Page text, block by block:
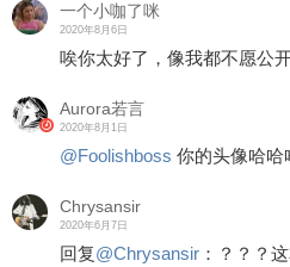
一个小咖了咪
2020年8月6日
唉你太好了，像我都不愿公
Aurora若言
2020年8月1日
@Foolishboss 你的头像哈哈
Chrysansir
2020年6月7日
回复@Chrysansir ： ？？？